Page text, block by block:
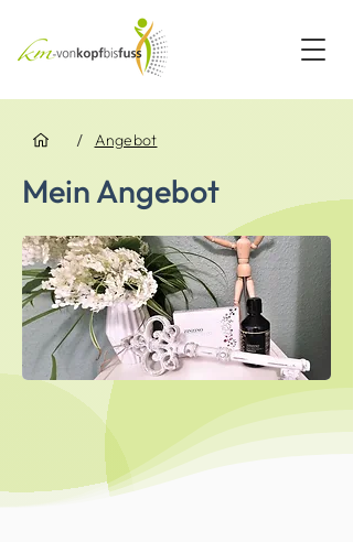
/ Angebot
Mein Angebot